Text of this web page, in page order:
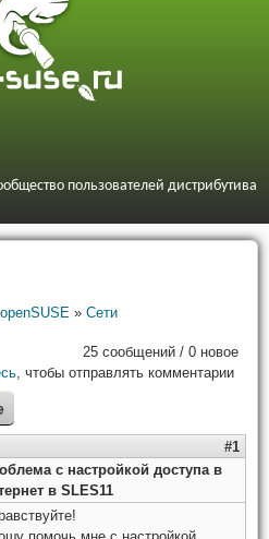
пользователей дистрибутива
» Сети
25 сообщений / 0 новое
, чтобы отправлять комментарии
#1
с настройкой доступа в
в SLES11